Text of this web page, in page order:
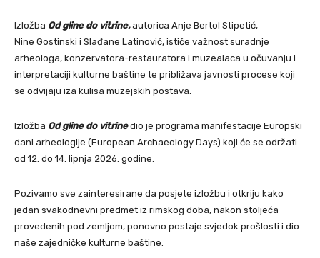
Izložba Od gline do vitrine,autorica Anje Bertol Stipetić,
Nine Gostinski i Slađane Latinović, ističe važnost suradnje
arheologa, konzervatora-restauratora i muzealaca u očuvanju i
interpretaciji kulturne baštine te približava javnosti procese koji
se odvijaju iza kulisa muzejskih postava.
Izložba Od gline do vitrinedio je programa manifestacije Europski
dani arheologije (European Archaeology Days) koji će se održati
od 12. do 14. lipnja 2026. godine.
Pozivamo sve zainteresirane da posjete izložbu i otkriju kako
jedan svakodnevni predmet iz rimskog doba, nakon stoljeća
provedenih pod zemljom, ponovno postaje svjedok prošlosti i dio
naše zajedničke kulturne baštine.